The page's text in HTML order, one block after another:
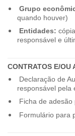
Grupo
quando houver)
Entidades:
responsável e
CONTRATOS E/OU
Declaração de
responsável pela
Ficha de
Formulário para